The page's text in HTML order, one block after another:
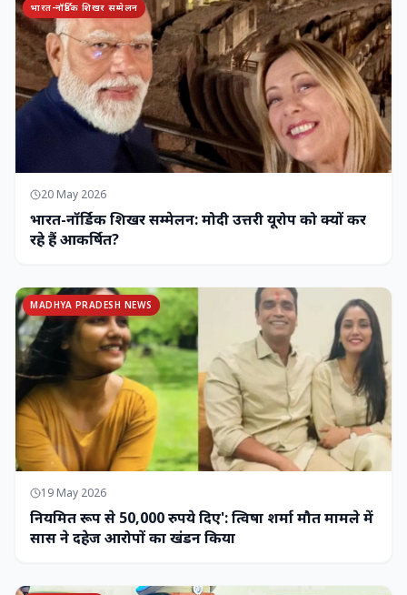
भारत-नॉर्डिक शिखर सम्मेलन
20 May 2026
भारत-नॉर्डिक शिखर सम्मेलन: मोदी उत्तरी यूरोप को क्यों कर
रहे हैं आकर्षित?
MADHYA PRADESH NEWS
19 May 2026
नियमित रूप से 50,000 रुपये दिए': त्विषा शर्मा मौत मामले में
सास ने दहेज आरोपों का खंडन किया